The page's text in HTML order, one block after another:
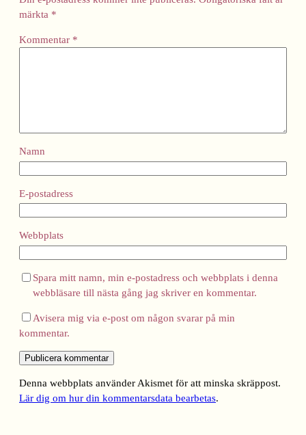
märkta *
Kommentar *
Namn
E-postadress
Webbplats
Spara mitt namn, min e-postadress och webbplats i denna
webbläsare till nästa gång jag skriver en kommentar.
Avisera mig via e-post om någon svarar på min
kommentar.
Denna webbplats använder Akismet för att minska skräppost.
Lär dig om hur din kommentarsdata bearbetas.